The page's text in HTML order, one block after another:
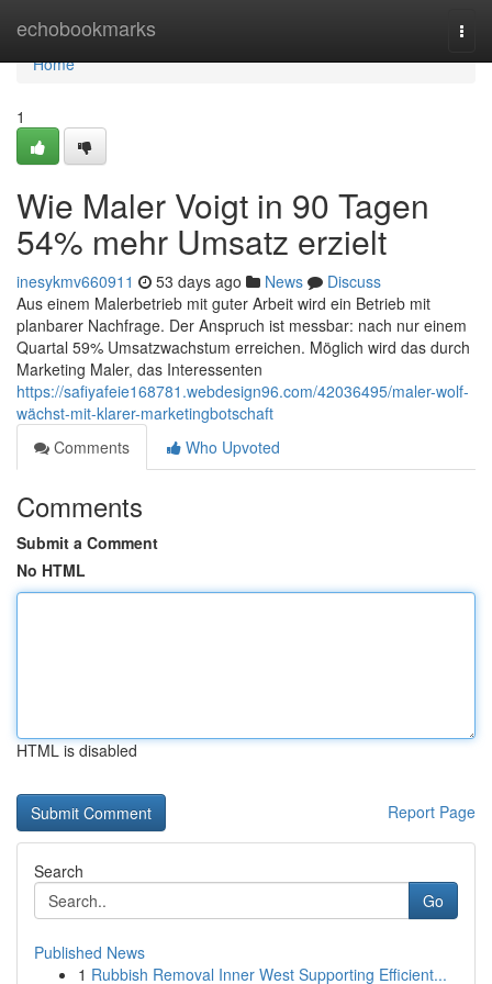
echobookmarks
Home
Home
1
Wie Maler Voigt in 90 Tagen
54% mehr Umsatz erzielt
inesykmv660911 53 days ago News
Discuss
Aus einem Malerbetrieb mit guter Arbeit wird ein Betrieb mit
planbarer Nachfrage. Der Anspruch ist messbar: nach nur einem
Quartal 59% Umsatzwachstum erreichen. Möglich wird das durch
Marketing Maler, das Interessenten
https://safiyafeie168781.webdesign96.com/42036495/maler-wolf-
wächst-mit-klarer-marketingbotschaft
Comments
Who Upvoted
Comments
Submit a Comment
No HTML
HTML is disabled
Report Page
Search
Go
Published News
1 Rubbish Removal Inner West Supporting Efficient...